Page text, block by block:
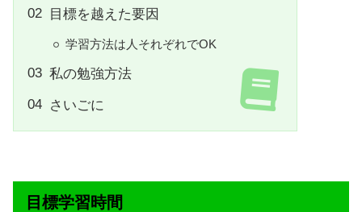
目標を越えた要因
学習方法は人それぞれでOK
私の勉強方法
さいごに
目標学習時間